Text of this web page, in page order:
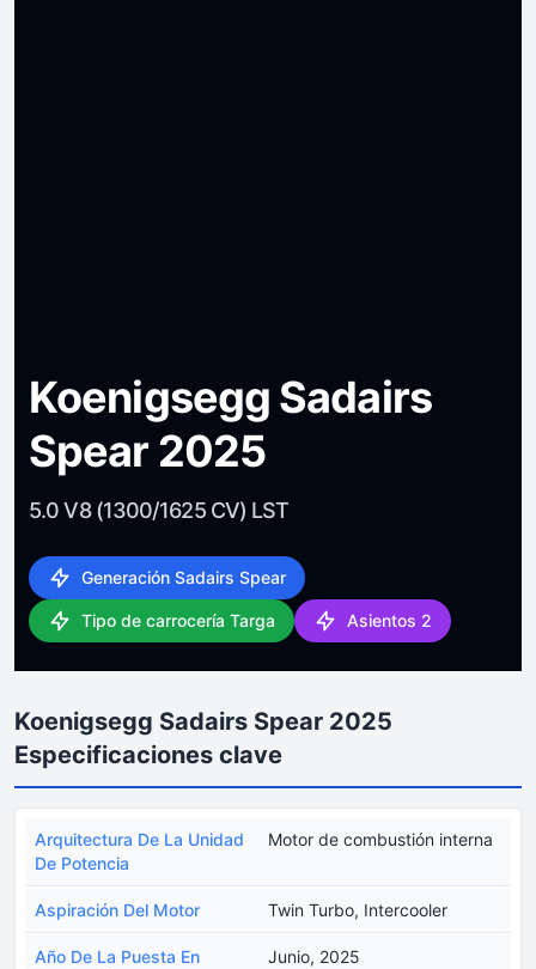
Koenigsegg Sadairs
Spear 2025
5.0 V8 (1300/1625 CV) LST
Generación Sadairs Spear
Tipo de carrocería Targa Asientos 2
Koenigsegg Sadairs Spear 2025
Especificaciones clave
Arquitectura De La Unidad
De Potencia
Motor de combustión interna
Aspiración Del Motor Twin Turbo, Intercooler
Año De La Puesta En
Junio, 2025